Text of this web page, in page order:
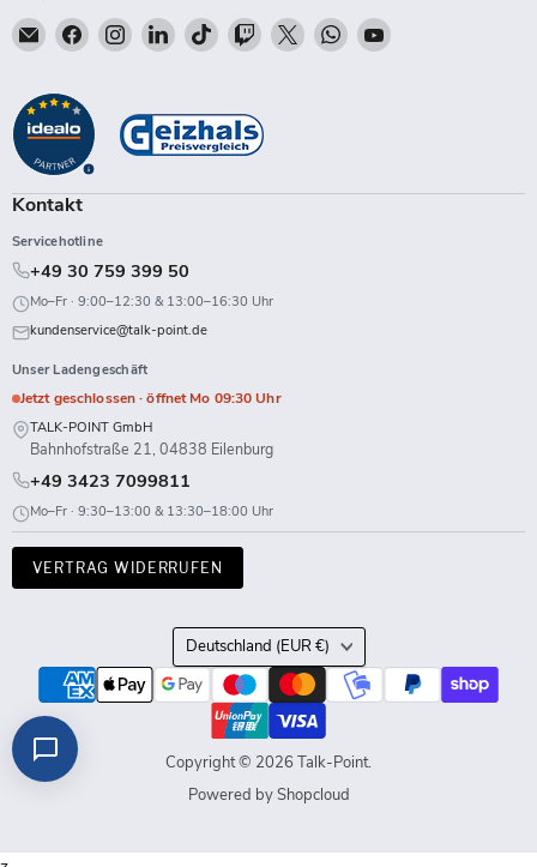
Email
Talk-
Finden
Sie
auf
Facebook
Finden
Sie
auf
Instagram
Finden
Sie
auf
LinkedIn
Finden
Sie
auf
TikTok
Finden
Sie
Twitch
Finden
Sie
Finden
Sie
Finden
Kontakt
Servicehotline
+49 30 759 399 50
Mo–Fr · 9:00–12:30 & 13:00–16:30 Uhr
kundenservice@talk-point.de
Unser Ladengeschäft
Jetzt geschlossen · öffnet Mo 09:30 Uhr
TALK-POINT GmbH
Bahnhofstraße 21, 04838 Eilenburg
+49 3423 7099811
Mo–Fr · 9:30–13:00 & 13:30–18:00 Uhr
VERTRAG WIDERRUFEN
Land
Deutschland (EUR €)
Copyright © 2026 Talk-Point.
Powered by Shopcloud